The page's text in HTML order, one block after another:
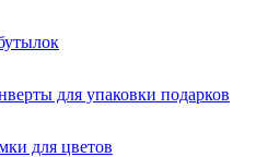
для упаковки подарков
для цветов